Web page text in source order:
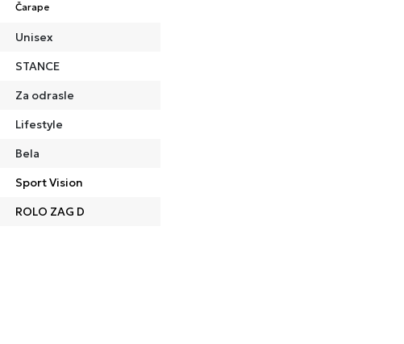
Čarape
Unisex
STANCE
Za odrasle
Lifestyle
Bela
Sport Vision
ROLO ZAG D